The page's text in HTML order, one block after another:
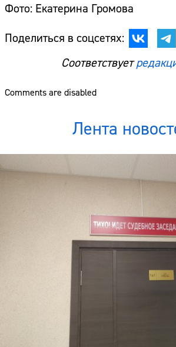
Фото: Екатерина Громова
Поделиться в соцсетях:
Соответствует
Comments are disabled
Лента